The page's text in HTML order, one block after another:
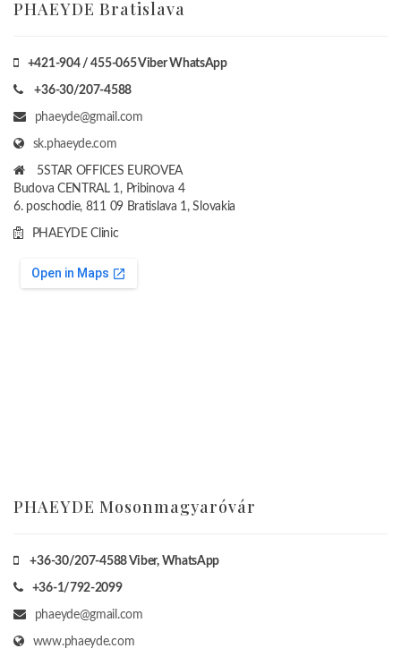
PHAEYDE Bratislava
+421-904 / 455-065 Viber WhatsApp
+36-30/207-4588
phaeyde@gmail.com
sk.phaeyde.com
5STAR OFFICES EUROVEA
Budova CENTRAL 1, Pribinova 4
6. poschodie, 811 09 Bratislava 1, Slovakia
PHAEYDE Clinic
PHAEYDE Mosonmagyaróvár
+36-30/207-4588Viber, WhatsApp
+36-1/792-2099
phaeyde@gmail.com
www.phaeyde.com